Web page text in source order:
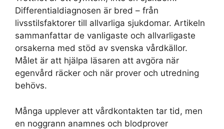
Differentialdiagnosen är bred – från
livsstilsfaktorer till allvarliga sjukdomar. Artikeln
sammanfattar de vanligaste och allvarligaste
orsakerna med stöd av svenska vårdkällor.
Målet är att hjälpa läsaren att avgöra när
egenvård räcker och när prover och utredning
behövs.
Många upplever att vårdkontakten tar tid, men
en noggrann anamnes och blodprover